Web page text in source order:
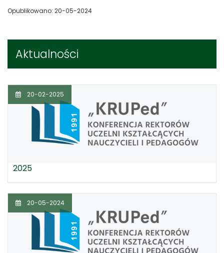
Aktualności
20-02-2025
2025
20-05-2024
Opublikowano: 20-05-2024